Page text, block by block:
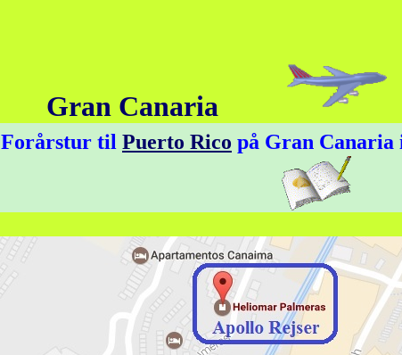
Gran Canaria
Forårstur til Puerto Rico på Gran